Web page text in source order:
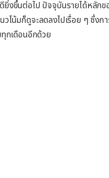
ยิ่งขึ้นต่อไป ปัจจุบันรายได้หลั
โน้มก็ดูจะลดลงไปเรื่อย ๆ ซึ่งก
กเดือนอีกด้วย